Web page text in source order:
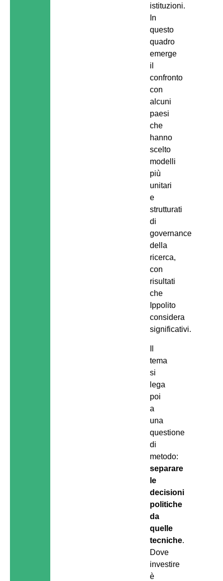
istituzioni.
In
questo
quadro
emerge
il
confronto
con
alcuni
paesi
che
hanno
scelto
modelli
più
unitari
e
strutturati
di
governance
della
ricerca,
con
risultati
che
Ippolito
considera
significativi.
tema
si
lega
poi
a
una
questione
di
metodo:
separare
le
decisioni
politiche
da
quelle
tecniche.
Dove
investire
è